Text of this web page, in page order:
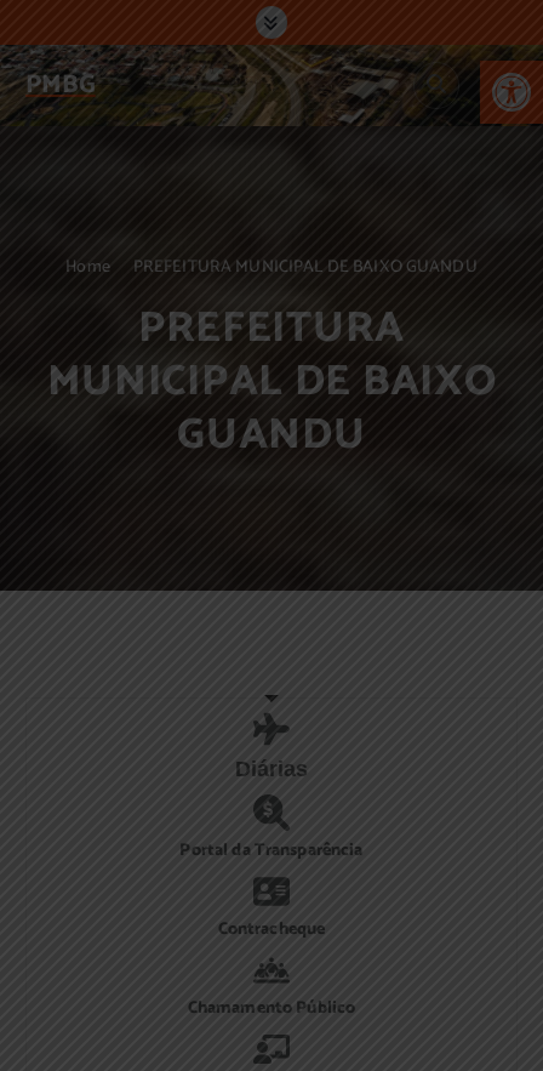
o
n
t
e
k
i
p
t
PMBG
Home PREFEITURA MUNICIPAL DE BAIXO GUANDU
PREFEITURA
MUNICIPAL DE BAIXO
GUANDU
Diárias
Portal da Transparência
Contracheque
Chamamento Público